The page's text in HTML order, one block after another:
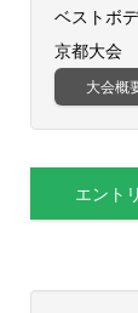
ベストボ
京都大会
大会概
エント